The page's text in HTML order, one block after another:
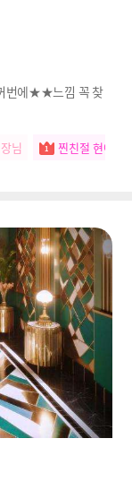
번에★★느낌 꼭 찾
님 찐친절 현아 원